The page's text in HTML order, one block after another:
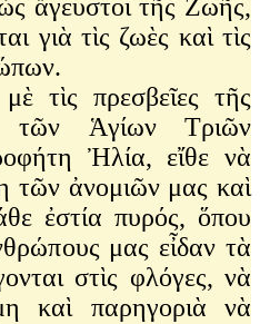
ἄγευστοι τῆς Ζωῆς,
γιὰ τὶς ζωὲς καὶ τὶς
πρεσβεῖες τῆς
τῶν Ἁγίων Τριῶν
Ἠλία, εἴθε νὰ
τῶν ἀνομιῶν μας καὶ
ἐστία πυρός, ὅπου
μας εἶδαν τὰ
στὶς φλόγες, νὰ
καὶ παρηγοριὰ νὰ